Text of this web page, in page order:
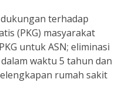
terhadap
(PKG) masyarakat
untuk ASN; eliminasi
waktu 5 tahun dan
rumah sakit